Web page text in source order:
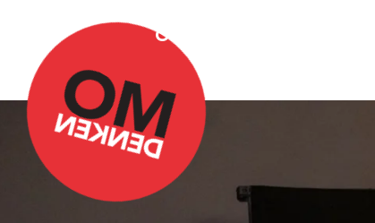
Over Omdenken